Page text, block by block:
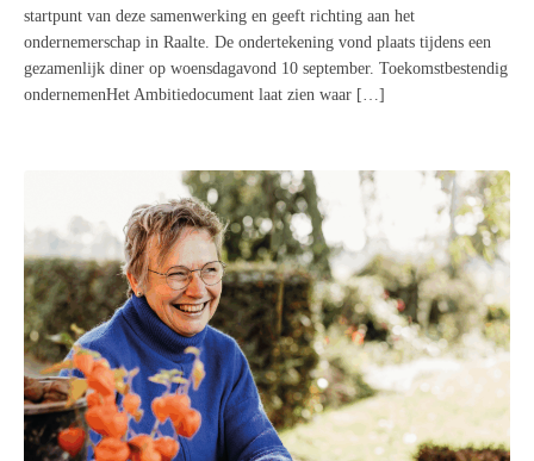
startpunt van deze samenwerking en geeft richting aan het
ondernemerschap in Raalte. De ondertekening vond plaats tijdens een
gezamenlijk diner op woensdagavond 10 september. Toekomstbestendig
ondernemenHet Ambitiedocument laat zien waar […]